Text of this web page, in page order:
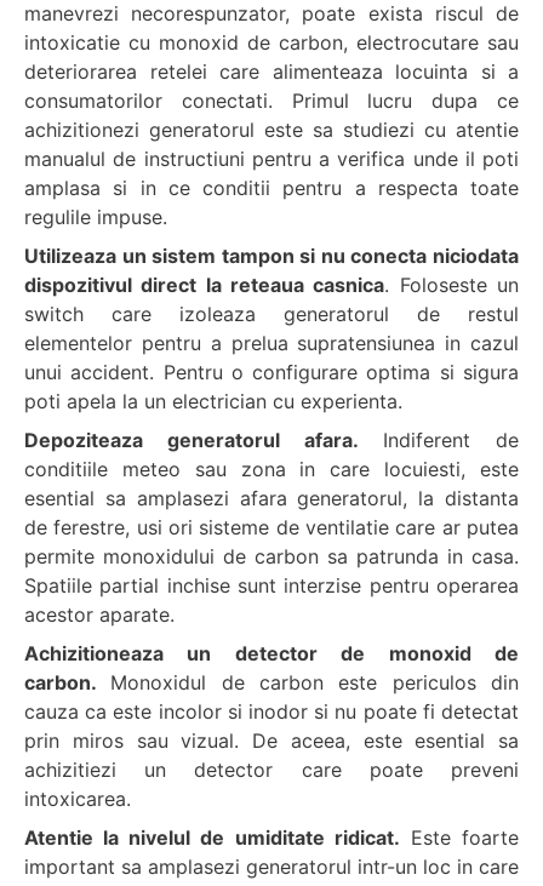
manevrezi necorespunzator, poate exista riscul de
intoxicatie cu monoxid de carbon, electrocutare sau
deteriorarea retelei care alimenteaza locuinta si a
consumatorilor conectati. Primul lucru dupa ce
achizitionezi generatorul este sa studiezi cu atentie
manualul de instructiuni pentru a verifica unde il poti
amplasa si in ce conditii pentru a respecta toate
regulile impuse.
Utilizeaza un sistem tamponsi nu conecta niciodata
dispozitivul direct la reteaua casnica. Foloseste un
switch care izoleaza generatorul de restul
elementelor pentru a prelua supratensiunea in cazul
unui accident. Pentru o configurare optima si sigura
poti apela la un electrician cu experienta.
Depoziteaza generatorul afara. Indiferent de
conditiile meteo sau zona in care locuiesti, este
esential sa amplasezi afara generatorul, la distanta
de ferestre, usi ori sisteme de ventilatie care ar putea
permite monoxidului de carbon sa patrunda in casa.
Spatiile partial inchise sunt interzise pentru operarea
acestor aparate.
Achizitioneaza un detector de monoxid de
carbon. Monoxidul de carbon este periculos din
cauza ca este incolor si inodor si nu poate fi detectat
prin miros sau vizual. De aceea, este esential sa
achizitiezi un detector care poate preveni
intoxicarea.
Atentie la nivelul de umiditate ridicat. Este foarte
important sa amplasezi generatorul intr-un loc in care